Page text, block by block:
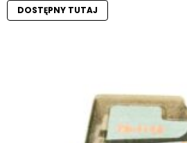
DOSTĘPNY TUTAJ